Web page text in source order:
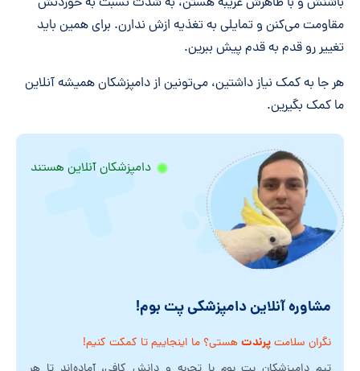
مقاومت می‌کنن و تمایلی به تغذیه ازش ندارن. برای همین باید
تغییر رو قدم به قدم پیش ببرین.
هر جا به کمک نیاز داشتین، می‌تونین از دامپزشکان همیشه آنلاین
ما کمک بگیرین.
دامپزشکان آنلاین هستند
مشاوره آنلاین دامپزشکی پت بوم!
نگران سلامتپرندتهستی؟ ما اینجاییم تا کمکت کنیم!